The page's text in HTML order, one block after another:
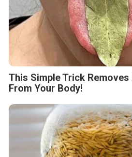
This Simple Trick
From Your Body!